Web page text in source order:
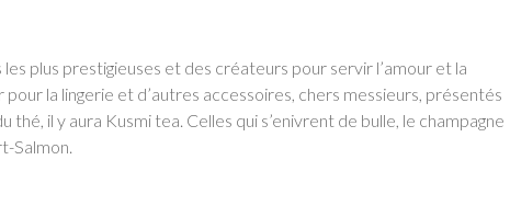
plus prestigieuses et des créateurs pour servir l’amour et la
la lingerie et d’autres accessoires, chers messieurs, présentés
thé, il y aura Kusmi tea. Celles qui s’enivrent de bulle, le champagne
Salmon.